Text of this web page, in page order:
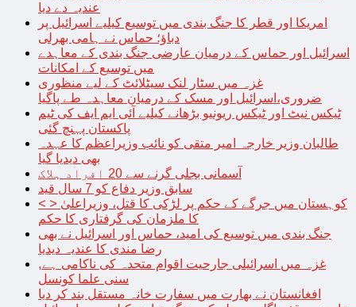
عندیہ دے دیا
امریکا اور قطر کا جنگ بندی میں توسیع کیلیے اسرائیل پر
دباؤ؛ حماس نے ہامی بھرلی
اسرائیل اور حماس کے درمیان عارضی جنگ بندی کے معاہدے
میں توسیع کے امکانات
غزہ میں سٹار لنک سیٹلائٹ کے لیے منظوری
ضروری،اسرائیل اور مسک کے درمیان معاہدہ طے پاگیا
ٹیکس نیٹ اور ٹیکس ریونیو بڑھانے کیلیے آئی ایم ایف کی ٹیم
پاکستان پہنچ گئی
طالبان وزیر خارجہ امیر متقی کو نائب وزیراعظم کا عہدہ
بھی دیدیا گیا
آسمانی بجلی گرنے سے 20 افراد ہلاک
سابق وزیر دفاع کو 7 سال قید
< > کوہستان میں جرگے کے حکم پر لڑکی کا قتل، وزیراعلیٰ
کا ملزمان کی گرفتاری کا حکم
جنگ بندی میں توسیع کی امید، حماس اور اسرائیل نے بھی
رضا مندی کا عندیہ دیدیا
غزہ میں اسرائیلی جارحیت اقوام متحدہ کی ناکامی ہے,
سنی علما کونسل
افغانستان نے بھارت میں سفارت خانہ مستقل بند کر دیا